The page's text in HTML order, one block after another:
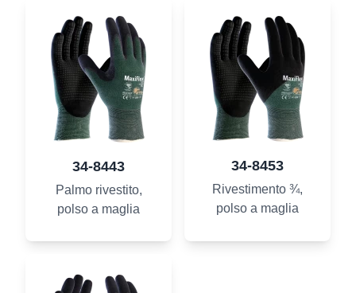
34-8443
Palmo rivestito,
polso a maglia
34-8453
Rivestimento ¾,
polso a maglia